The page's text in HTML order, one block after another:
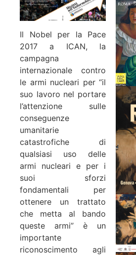
Il Nobel per la Pace
2017 a ICAN, la
campagna
internazionale contro
le armi nucleari per “il
suo lavoro nel portare
l’attenzione sulle
conseguenze
umanitarie
catastrofiche di
qualsiasi uso delle
armi nucleari e per i
suoi sforzi
fondamentali per
ottenere un trattato
che metta al bando
queste armi” è un
importante
riconoscimento agli